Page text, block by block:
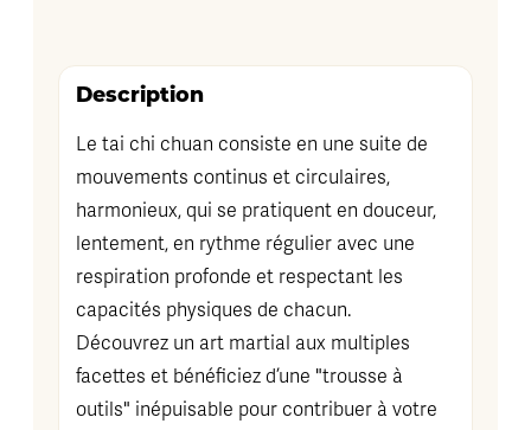
Description
Le tai chi chuan consiste en une suite de
mouvements continus et circulaires,
harmonieux, qui se pratiquent en douceur,
lentement, en rythme régulier avec une
respiration profonde et respectant les
capacités physiques de chacun.
Découvrez un art martial aux multiples
facettes et bénéficiez d’une "trousse à
outils" inépuisable pour contribuer à votre